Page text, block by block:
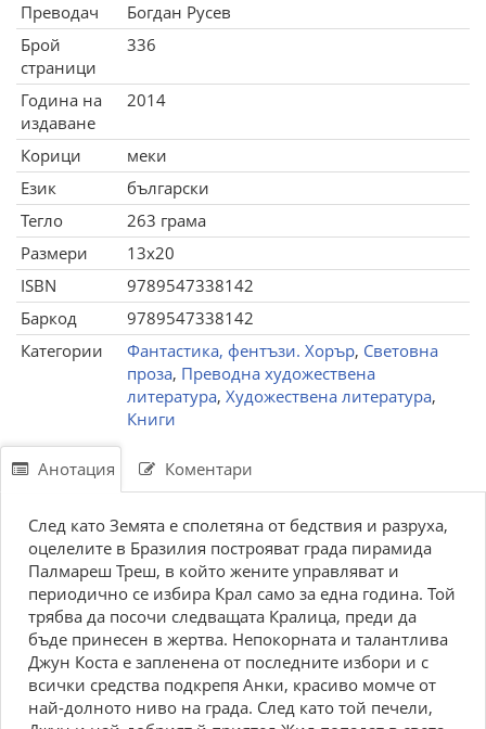
Преводач
Богдан Русев
Брой
страници
336
Година на
издаване
2014
Корици
меки
Език
български
Тегло
263 грама
Размери
13x20
ISBN
9789547338142
Баркод
9789547338142
Категории
Фантастика, фентъзи. Хорър, Световна
проза, Преводна художествена
литература, Художествена литература,
Книги
Анотация Коментари
След като Земята е сполетяна от бедствия и разруха,
оцелелите в Бразилия построяват града пирамида
Палмареш Треш, в който жените управляват и
периодично се избира Крал само за една година. Той
трябва да посочи следващата Кралица, преди да
бъде принесен в жертва. Непокорната и талантлива
Джун Коста е запленена от последните избори и с
всички средства подкрепя Анки, красиво момче от
най-долното ниво на града. След като той печели,